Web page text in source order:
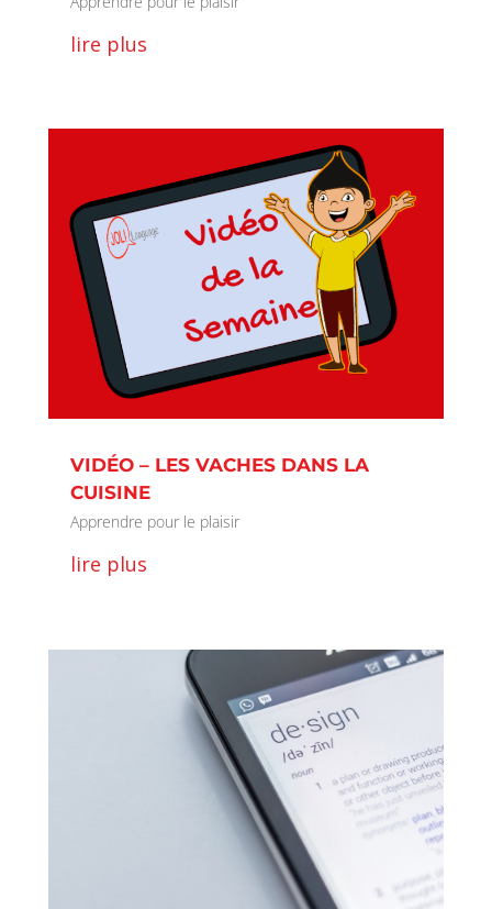
lire plus
VIDÉO – LES VACHES DANS LA
CUISINE
Apprendre pour le plaisir
lire plus